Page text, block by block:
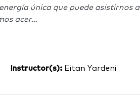
única que puede asistirnos a
acer...
Instructor(s): Eitan Yardeni